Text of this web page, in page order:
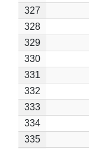
327
328
329
330
331
332
333
334
335